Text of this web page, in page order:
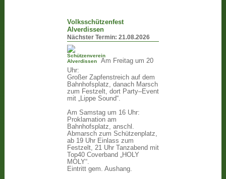
Volksschützenfest
Alverdissen
Nächster Termin: 21.08.2026
Am Freitag um 20
Uhr:
Großer Zapfenstreich auf dem
Bahnhofsplatz, danach Marsch
zum Festzelt, dort Party–Event
mit „Lippe Sound“.
Am Samstag um 16 Uhr:
Proklamation am
Bahnhofsplatz, anschl.
Abmarsch zum Schützenplatz,
ab 19 Uhr Einlass zum
Festzelt, 21 Uhr Tanzabend mit
Top40 Coverband „HOLY
MOLY“.
Eintritt gem. Aushang.